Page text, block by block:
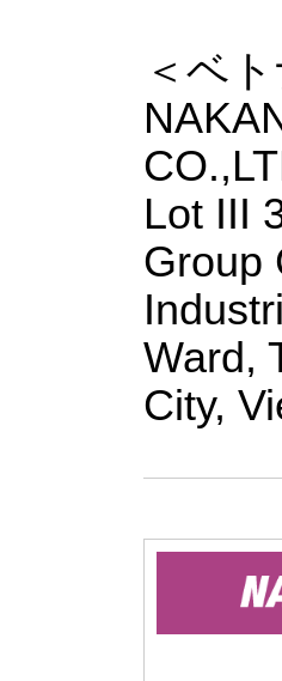
＜ベ
Lot III
Group
Ward,
City,